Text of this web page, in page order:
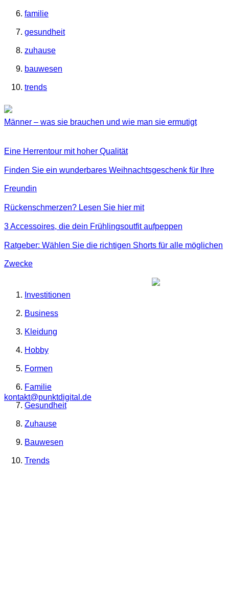
familie
gesundheit
zuhause
bauwesen
trends
Männer – was sie brauchen und wie man sie ermutigt
Eine Herrentour mit hoher Qualität
Finden Sie ein wunderbares Weihnachtsgeschenk für Ihre
Freundin
Rückenschmerzen? Lesen Sie hier mit
3 Accessoires, die dein Frühlingsoutfit aufpeppen
Ratgeber: Wählen Sie die richtigen Shorts für alle möglichen
Zwecke
Investitionen
Business
Kleidung
Hobby
Formen
Familie
Gesundheit
Zuhause
Bauwesen
Trends
kontakt@punktdigital.de